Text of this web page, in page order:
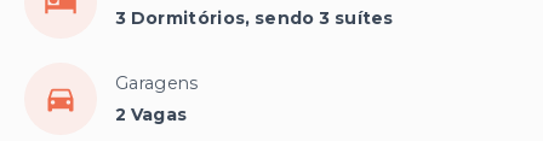
3 Dormitórios, sendo 3 suítes
Garagens
2 Vagas